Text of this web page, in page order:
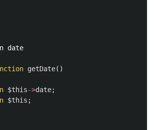
date
getDate()
$this->date;
$this ;